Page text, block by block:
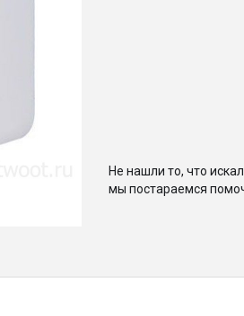
Не нашли то, что
мы постараемся